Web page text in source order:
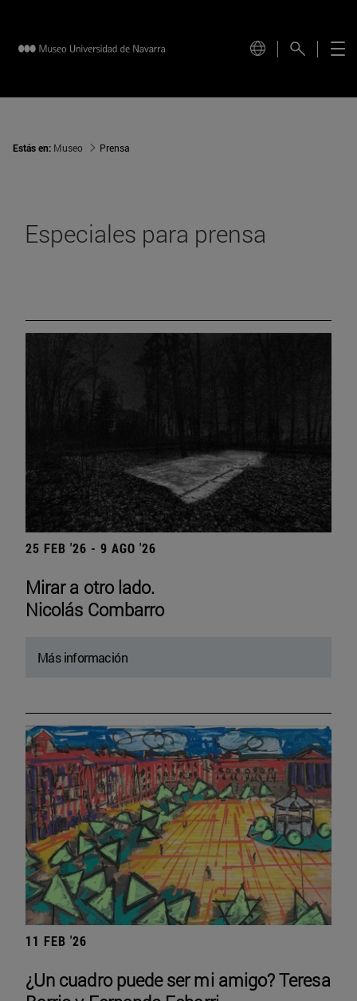
Estás en: Museo Prensa
Especiales para prensa
25 FEB '26 - 9 AGO '26
Mirar a otro lado.
Nicolás Combarro
Más información
11 FEB '26
¿Un cuadro puede ser mi amigo? Teresa